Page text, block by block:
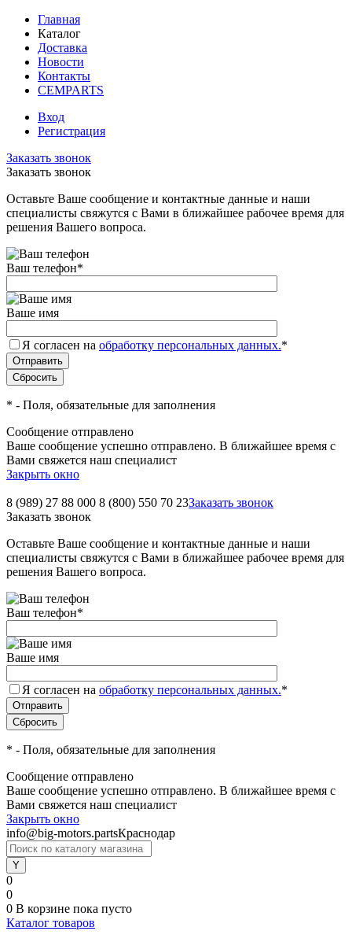
Главная
Каталог
Доставка
Новости
Контакты
CEMPARTS
Вход
Регистрация
Заказать звонок
Заказать звонок
Оставьте Ваше сообщение и контактные данные и наши
специалисты свяжутся с Вами в ближайшее рабочее время для
решения Вашего вопроса.
Ваш телефон*
Ваше имя
Я согласен на обработку персональных данных.*
* - Поля, обязательные для заполнения
Сообщение отправлено
Ваше сообщение успешно отправлено. В ближайшее время с
Вами свяжется наш специалист
Закрыть окно
8 (989) 27 88 000 8 (800) 550 70 23Заказать звонок
Заказать звонок
Оставьте Ваше сообщение и контактные данные и наши
специалисты свяжутся с Вами в ближайшее рабочее время для
решения Вашего вопроса.
Ваш телефон*
Ваше имя
Я согласен на обработку персональных данных.*
* - Поля, обязательные для заполнения
Сообщение отправлено
Ваше сообщение успешно отправлено. В ближайшее время с
Вами свяжется наш специалист
Закрыть окно
info@big-motors.partsКраснодар
0
0
0 В корзине пока пусто
Каталог товаров